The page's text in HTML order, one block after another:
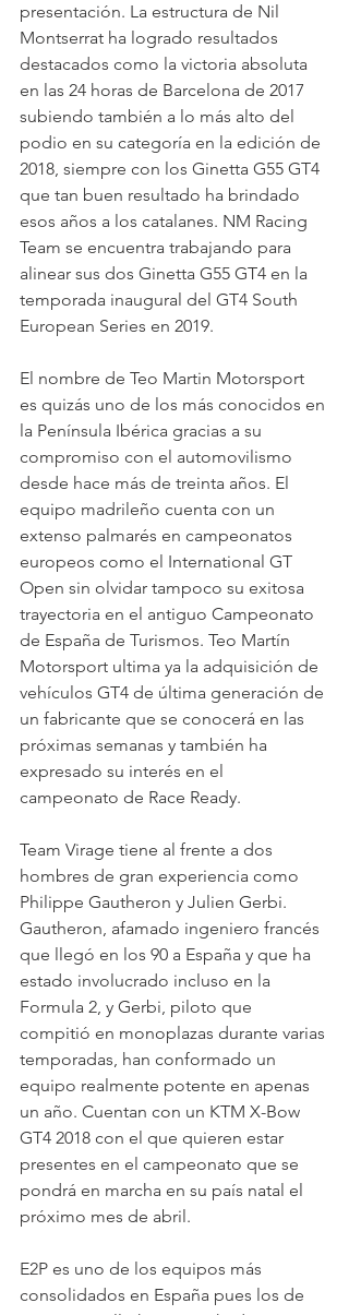
presentación. La estructura de Nil
Montserrat ha logrado resultados
destacados como la victoria absoluta
en las 24 horas de Barcelona de 2017
subiendo también a lo más alto del
podio en su categoría en la edición de
2018, siempre con los Ginetta G55 GT4
que tan buen resultado ha brindado
esos años a los catalanes. NM Racing
Team se encuentra trabajando para
alinear sus dos Ginetta G55 GT4 en la
temporada inaugural del GT4 South
European Series en 2019.
El nombre de Teo Martin Motorsport
es quizás uno de los más conocidos en
la Península Ibérica gracias a su
compromiso con el automovilismo
desde hace más de treinta años. El
equipo madrileño cuenta con un
extenso palmarés en campeonatos
europeos como el International GT
Open sin olvidar tampoco su exitosa
trayectoria en el antiguo Campeonato
de España de Turismos. Teo Martín
Motorsport ultima ya la adquisición de
vehículos GT4 de última generación de
un fabricante que se conocerá en las
próximas semanas y también ha
expresado su interés en el
campeonato de Race Ready.
Team Virage tiene al frente a dos
hombres de gran experiencia como
Philippe Gautheron y Julien Gerbi.
Gautheron, afamado ingeniero francés
que llegó en los 90 a España y que ha
estado involucrado incluso en la
Formula 2, y Gerbi, piloto que
compitió en monoplazas durante varias
temporadas, han conformado un
equipo realmente potente en apenas
un año. Cuentan con un KTM X-Bow
GT4 2018 con el que quieren estar
presentes en el campeonato que se
pondrá en marcha en su país natal el
próximo mes de abril.
E2P es uno de los equipos más
consolidados en España pues los de